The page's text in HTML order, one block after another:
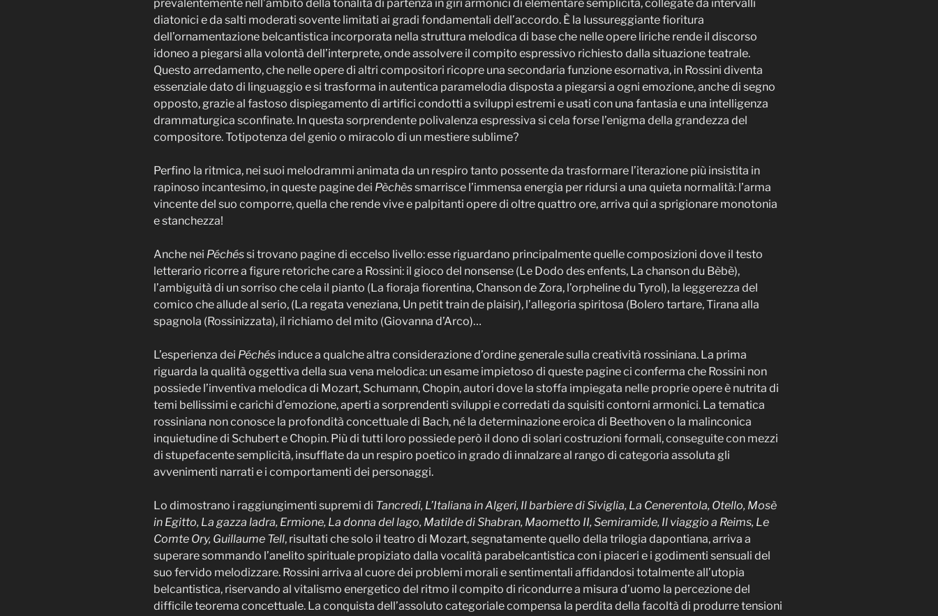
prevalentemente nell’ambito della tonalità di partenza in giri armonici di elementare semplicità, collegate da intervalli
diatonici e da salti moderati sovente limitati ai gradi fondamentali dell’accordo. È la lussureggiante fioritura
dell’ornamentazione belcantistica incorporata nella struttura melodica di base che nelle opere liriche rende il discorso
idoneo a piegarsi alla volontà dell’interprete, onde assolvere il compito espressivo richiesto dalla situazione teatrale.
Questo arredamento, che nelle opere di altri compositori ricopre una secondaria funzione esornativa, in Rossini diventa
essenziale dato di linguaggio e si trasforma in autentica paramelodia disposta a piegarsi a ogni emozione, anche di segno
opposto, grazie al fastoso dispiegamento di artifici condotti a sviluppi estremi e usati con una fantasia e una intelligenza
drammaturgica sconfinate. In questa sorprendente polivalenza espressiva si cela forse l’enigma della grandezza del
compositore. Totipotenza del genio o miracolo di un mestiere sublime?
Perfino la ritmica, nei suoi melodrammi animata da un respiro tanto possente da trasformare l’iterazione più insistita in
rapinoso incantesimo, in queste pagine dei Pèchèssmarrisce l’immensa energia per ridursi a una quieta normalità: l’arma
vincente del suo comporre, quella che rende vive e palpitanti opere di oltre quattro ore, arriva qui a sprigionare monotonia
e stanchezza!
Anche nei Péchéssi trovano pagine di eccelso livello: esse riguardano principalmente quelle composizioni dove il testo
letterario ricorre a figure retoriche care a Rossini: il gioco del nonsense (Le Dodo des enfents, La chanson du Bèbè),
l’ambiguità di un sorriso che cela il pianto (La fioraja fiorentina, Chanson de Zora, l’orpheline du Tyrol), la leggerezza del
comico che allude al serio, (La regata veneziana, Un petit train de plaisir), l’allegoria spiritosa (Bolero tartare, Tirana alla
spagnola (Rossinizzata), il richiamo del mito (Giovanna d’Arco)…
L’esperienza dei Péchés induce a qualche altra considerazione d’ordine generale sulla creatività rossiniana. La prima
riguarda la qualità oggettiva della sua vena melodica: un esame impietoso di queste pagine ci conferma che Rossini non
possiede l’inventiva melodica di Mozart, Schumann, Chopin, autori dove la stoffa impiegata nelle proprie opere è nutrita di
temi bellissimi e carichi d’emozione, aperti a sorprendenti sviluppi e corredati da squisiti contorni armonici. La tematica
rossiniana non conosce la profondità concettuale di Bach, né la determinazione eroica di Beethoven o la malinconica
inquietudine di Schubert e Chopin. Più di tutti loro possiede però il dono di solari costruzioni formali, conseguite con mezzi
di stupefacente semplicità, insufflate da un respiro poetico in grado di innalzare al rango di categoria assoluta gli
avvenimenti narrati e i comportamenti dei personaggi.
Lo dimostrano i raggiungimenti supremi di Tancredi, L’Italiana in Algeri, Il barbiere di Siviglia, La Cenerentola, Otello, Mosè
in Egitto, La gazza ladra, Ermione, La donna del lago, Matilde di Shabran, Maometto II, Semiramide, Il viaggio a Reims, Le
Comte Ory, Guillaume Tell, risultati che solo il teatro di Mozart, segnatamente quello della trilogia dapontiana, arriva a
superare sommando l’anelito spirituale propiziato dalla vocalità parabelcantistica con i piaceri e i godimenti sensuali del
suo fervido melodizzare. Rossini arriva al cuore dei problemi morali e sentimentali affidandosi totalmente all’utopia
belcantistica, riservando al vitalismo energetico del ritmo il compito di ricondurre a misura d’uomo la percezione del
difficile teorema concettuale. La conquista dell’assoluto categoriale compensa la perdita della facoltà di produrre tensioni